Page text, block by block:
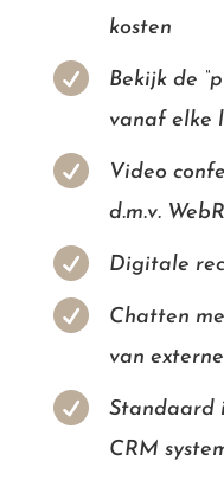
kosten

Bekijk de
vanaf elke

Video
d.m.v.
 Digitale

Chatten
van

Standaard
CRM